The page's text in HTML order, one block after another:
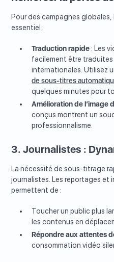
Pour des campagnes
essentiel :
Traduction rapide : Les
facilement être
internationales. Utilisez
de sous-titres
quelques minutes pour
Amélioration de l’image
conçus montrent un
professionnalisme.
3. Journalistes :
La nécessité de sous-titrage
journalistes. Les reportages et
permettent de :
Toucher un public plus
les contenus en
Répondre aux attentes
consommation vidéo